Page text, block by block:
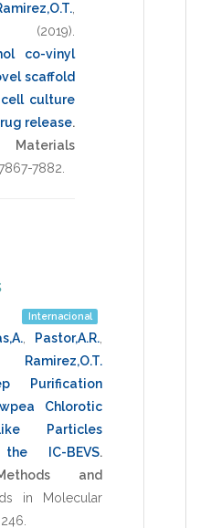
(2019)
co-vinyl
scaffold
culture
release.
7882
Internacional
Pastor,A.R.
Ramirez,O.T.
Purification
Chlorotic
Particles
IC-BEVS.
and
in Molecular